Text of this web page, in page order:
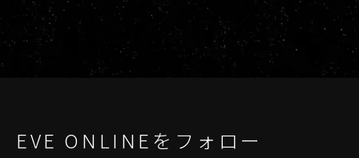
EVE ONLINEをフォロー